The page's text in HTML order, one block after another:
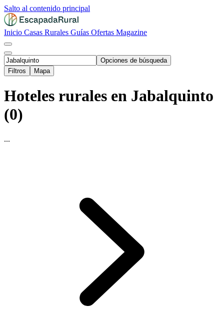
Salto al contenido principal
Inicio Casas Rurales Guías Ofertas Magazine
Opciones de búsqueda
Filtros
Mapa
Hoteles rurales en Jabalquinto
(0)
...